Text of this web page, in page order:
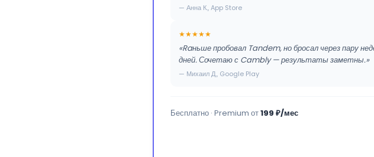
— Анна К., App Store
★★★★★
«Raньше пробовал Tandem, но бросал через пару
дней. Сочетаю с Cambly — результаты заметны.»
— Михаил Д., Google Play
Бесплатно · Premium от199 ₽/мес